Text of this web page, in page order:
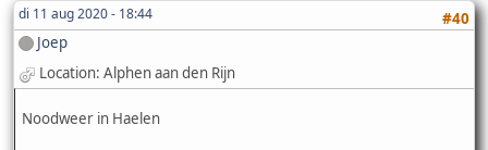
di 11 aug 2020 - 18:44
#40
Joep
Location: Alphen aan den Rijn
Noodweer in Haelen